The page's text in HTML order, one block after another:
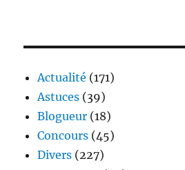
Actualité (171)
Astuces (39)
Blogueur (18)
Concours (45)
Divers (227)